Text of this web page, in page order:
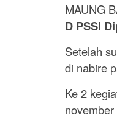
MAUNG
D PSSI
Setelah
di nabire
Ke 2